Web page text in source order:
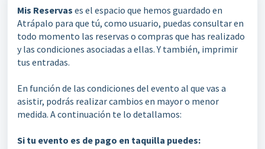
Mis Reservas es el espacio que hemos guardado en
Atrápalo para que tú, como usuario, puedas consultar en
todo momento las reservas o compras que has realizado
y las condiciones asociadas a ellas. Y también, imprimir
tus entradas.
En función de las condiciones del evento al que vas a
asistir, podrás realizar cambios en mayor o menor
medida. A continuación te lo detallamos:
Si tu evento es de pago en taquilla puedes: